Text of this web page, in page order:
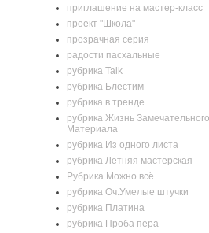
приглашение на мастер-класс
проект "Школа"
прозрачная серия
радости пасхальные
рубрика Talk
рубрика Блестим
рубрика в тренде
рубрика Жизнь Замечательного
Материала
рубрика Из одного листа
рубрика Летняя мастерская
Рубрика Можно всё
рубрика Оч.Умелые штучки
рубрика Платина
рубрика Проба пера